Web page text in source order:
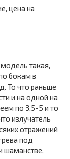
цена на
такая,
бокам в
То что раньше
и на одной на
по 3,5-5 и то
излучатель
отражений
под
шаманстве,